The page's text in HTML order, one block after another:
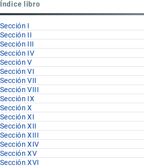
85.44
Índice libro
Sección I
Sección II
Sección III
Sección IV
Sección V
Sección VI
Sección VII
Sección VIII
Sección IX
Sección X
Sección XI
Sección XII
Sección XIII
Sección XIV
Sección XV
Sección XVI